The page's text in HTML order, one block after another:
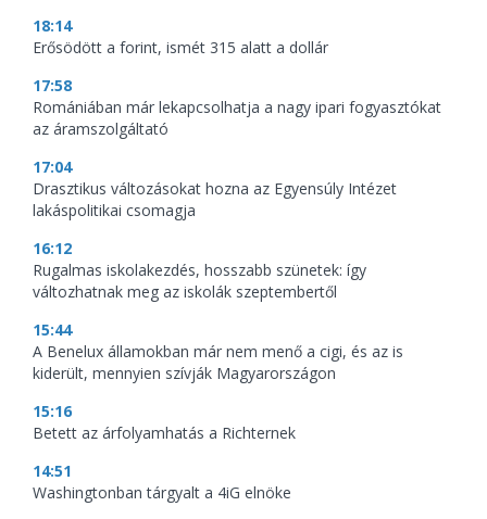
18:14
Erősödött a forint, ismét 315 alatt a dollár
17:58
Romániában már lekapcsolhatja a nagy ipari fogyasztókat
az áramszolgáltató
17:04
Drasztikus változásokat hozna az Egyensúly Intézet
lakáspolitikai csomagja
16:12
Rugalmas iskolakezdés, hosszabb szünetek: így
változhatnak meg az iskolák szeptembertől
15:44
A Benelux államokban már nem menő a cigi, és az is
kiderült, mennyien szívják Magyarországon
15:16
Betett az árfolyamhatás a Richternek
14:51
Washingtonban tárgyalt a 4iG elnöke